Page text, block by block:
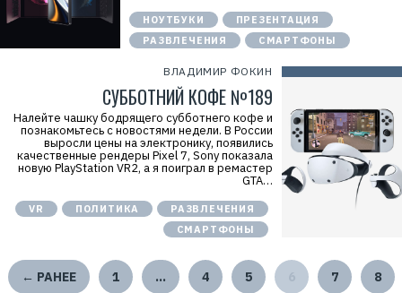
НОУТБУКИ
ПРЕЗЕНТАЦИЯ
РАЗВЛЕЧЕНИЯ
СМАРТФОНЫ
ВЛАДИМИР ФОКИН
СУББОТНИЙ КОФЕ №189
Налейте чашку бодрящего субботнего кофе и
познакомьтесь с новостями недели. В России
выросли цены на электронику, появились
качественные рендеры Pixel 7, Sony показала
новую PlayStation VR2, а я поиграл в ремастер
GTA…
VR ПОЛИТИКА
РАЗВЛЕЧЕНИЯ
СМАРТФОНЫ
← РАНЕЕ 1 … 4 5 7 8